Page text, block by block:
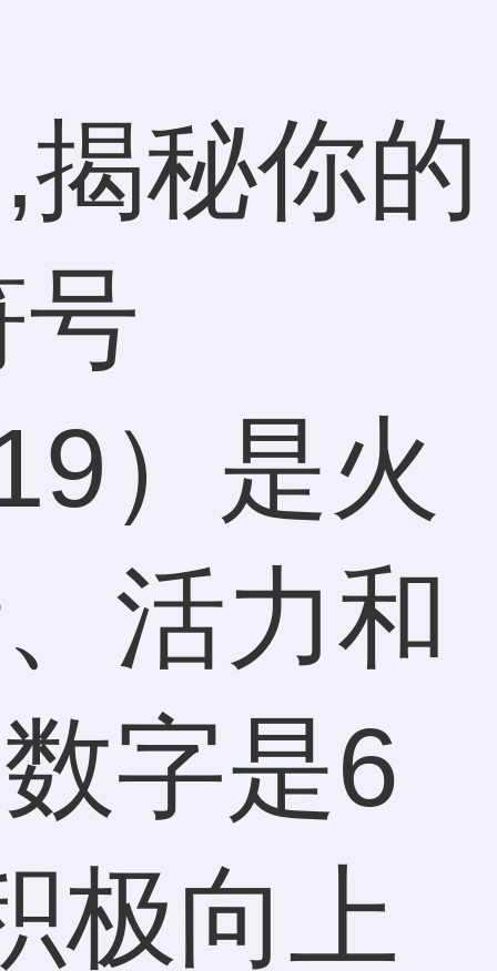
）是火
活力和
字是6
极向上